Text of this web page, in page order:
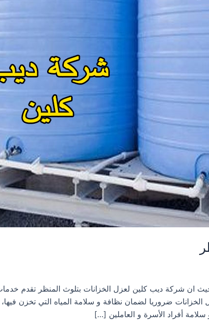
عزل خزانات بثلوث المنظر 0533413281 حيث ان شركة ديب كلين لعزل الخزانات بتلوث المنظر
الخزانات ضروريا لضمان نظافة و سلامة المياه التي تخزن
أفراد الأسرة و العاملين […]